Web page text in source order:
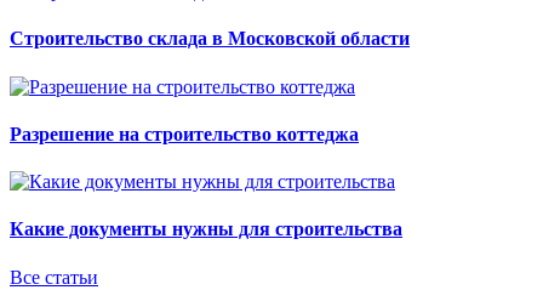
Строительство склада в Московской области
Разрешение на строительство коттеджа
Какие документы нужны для строительства
Все статьи